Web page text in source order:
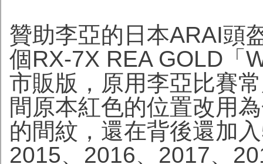
贊助李亞的日本ARAI頭
個RX-7X REA GOLD「
市販版，原用李亞比賽
間原本紅色的位置改用
的間紋，還在背後還加
2015、2016、2017、